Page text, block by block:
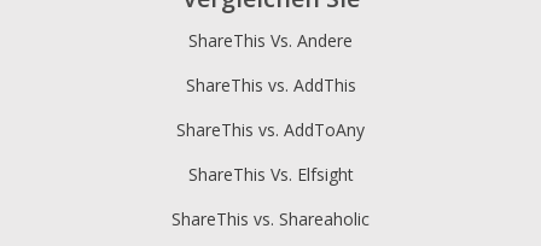
ShareThis Vs. Andere
ShareThis vs. AddThis
ShareThis vs. AddToAny
ShareThis Vs. Elfsight
ShareThis vs. Shareaholic